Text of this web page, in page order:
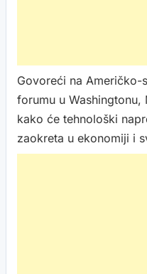
Govoreći na Američko-
forumu u
kako će tehnološki
zaokreta u ekonomiji i